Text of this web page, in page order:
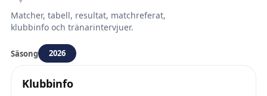
Matcher, tabell, resultat, matchreferat,
klubbinfo och tränarintervjuer.
Säsong 2026
Klubbinfo